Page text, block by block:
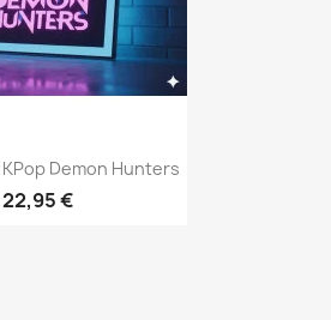
rápida
KPop Demon Hunters
22,95 €